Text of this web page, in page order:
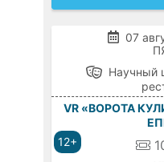
07
12+
Научный
VR «ВОРОТА